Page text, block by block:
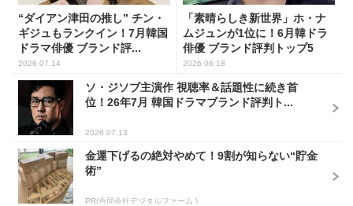
“ダイアン津田の推し” チン・
ギジュもランクイン！7月韓国
ドラマ俳優 ブランド評...
2026.07.14
「素晴らしき新世界」ホ・ナ
ムジュンが1位に！6月韓ドラ
俳優 ブランド評判トップ5
2026.06.18
ソ・ジソブ主演作 視聴率＆話題性に続き首
位！26年7月 韓国ドラマブランド評判ト...
2026.07.13
金運下げるの絶対やめて！9割が知らない“貯金
術”
PR(合同会社デジタルファーム )